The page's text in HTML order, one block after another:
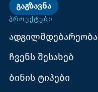
ᲒᲐᲒᲖᲐᲕᲜᲐ
ᲞᲠᲝᲔᲥᲢᲔᲑᲘ
ადგილმდებარეობა
ჩვენს შესახებ
ბინის ტიპები